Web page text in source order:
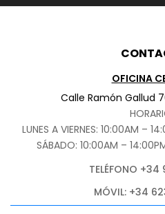
OFICINA
Calle Ramón Gallud
LUNES A VIERNES: 10:00AM –
SÁBADO: 10:00AM –
TELÉFONO +34
MÓVIL: +34